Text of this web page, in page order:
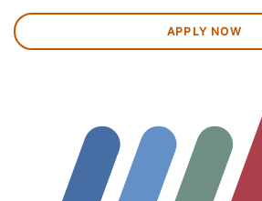
APPLY NOW